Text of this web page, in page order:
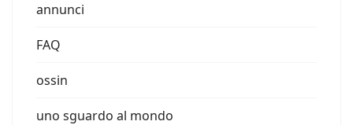
annunci
FAQ
ossin
uno sguardo al mondo